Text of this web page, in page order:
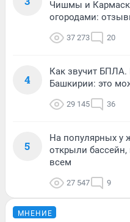
Чишмы и
огородами:
37 273 20
4
Как звучит БПЛА.
Башкирии: это
29 145 36
5
На популярных у
открыли
всем
27 547 9
МНЕНИЕ